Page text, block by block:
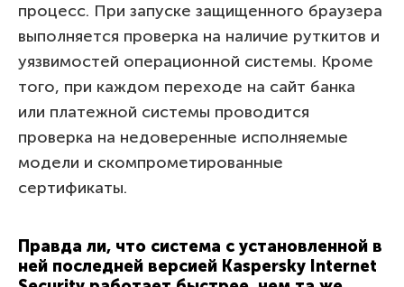
процесс. При запуске защищенного браузера
выполняется проверка на наличие руткитов и
уязвимостей операционной системы. Кроме
того, при каждом переходе на сайт банка
или платежной системы проводится
проверка на недоверенные исполняемые
модели и скомпрометированные
сертификаты.
Правда ли, что система с установленной в
ней последней версией Kaspersky Internet